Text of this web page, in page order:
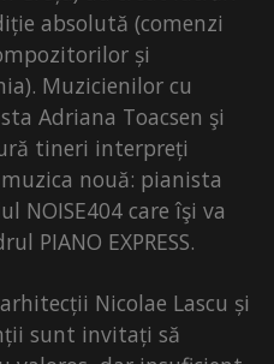
absolută (comenzi
și
Muzicienilor cu
Adriana Toacsen şi
tineri interpreți
nouă: pianista
NOISE404 care îşi va
PIANO EXPRESS.
Nicolae Lascu și
sunt invitați să